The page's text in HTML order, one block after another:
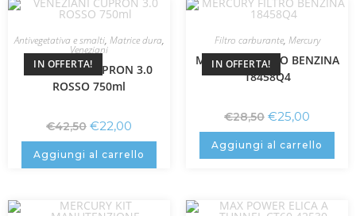
IN OFFERTA!
Antivegetativa e smalti, Matrice dura,
Veneziani
VENEZIANI CUPRON 3.0
ROSSO 750ml
€42,50 €22,00
Aggiungi al carrello
IN OFFERTA!
Filtro carburante, Mercury
MERCURY FILTRO BENZINA
18458Q4
€28,50 €25,00
Aggiungi al carrello